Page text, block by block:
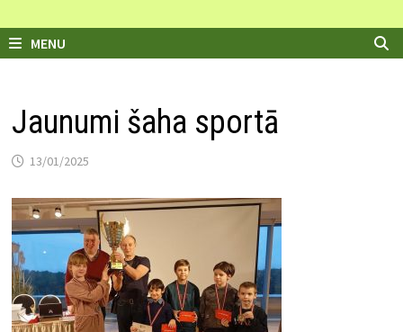
MENU
Jaunumi šaha sportā
13/01/2025